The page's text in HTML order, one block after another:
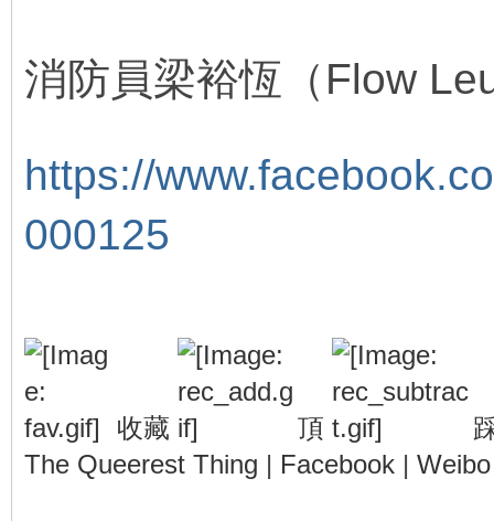
消防員梁裕恆（Flow
https://
000125
收藏 頂
The Queerest Thing | Facebook | Weibo